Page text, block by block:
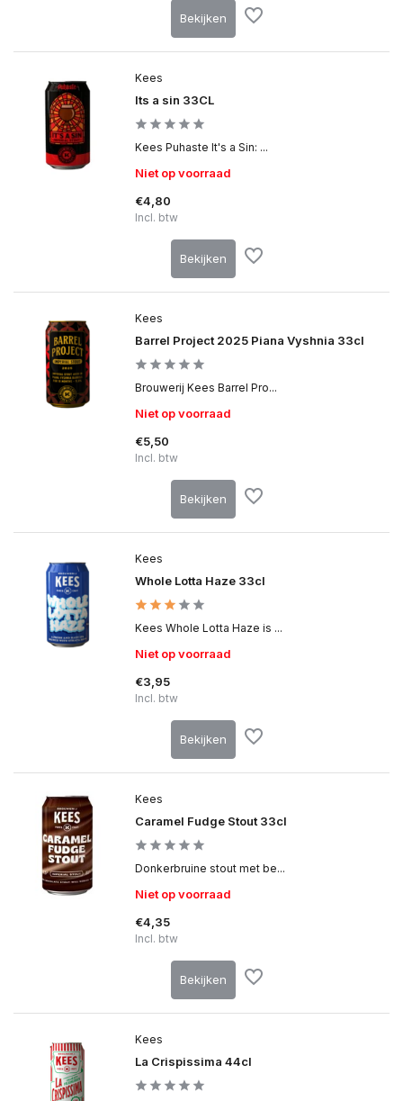
Bekijken
Kees
Its a sin 33CL
Kees Puhaste It's a Sin: ...
Niet op voorraad
€4,80
Incl. btw
Bekijken
Kees
Barrel Project 2025 Piana Vyshnia 33cl
Brouwerij Kees Barrel Pro...
Niet op voorraad
€5,50
Incl. btw
Bekijken
Kees
Whole Lotta Haze 33cl
Kees Whole Lotta Haze is ...
Niet op voorraad
€3,95
Incl. btw
Bekijken
Kees
Caramel Fudge Stout 33cl
Donkerbruine stout met be...
Niet op voorraad
€4,35
Incl. btw
Bekijken
Kees
La Crispissima 44cl